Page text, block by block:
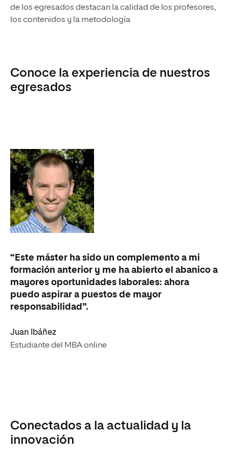
de los egresados destacan la calidad de los profesores,
los contenidos y la metodología
Conoce la experiencia de nuestros
egresados
“Este máster ha sido un complemento a mi
formación anterior y me ha abierto el abanico a
mayores oportunidades laborales: ahora
puedo aspirar a puestos de mayor
responsabilidad”.
Juan Ibáñez
Estudiante del MBA online
Conectados a la actualidad y la
innovación